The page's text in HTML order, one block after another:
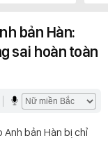
bản Hàn:
sai hoàn toàn
bản Hàn bị chỉ